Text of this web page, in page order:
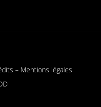
– Mentions légales